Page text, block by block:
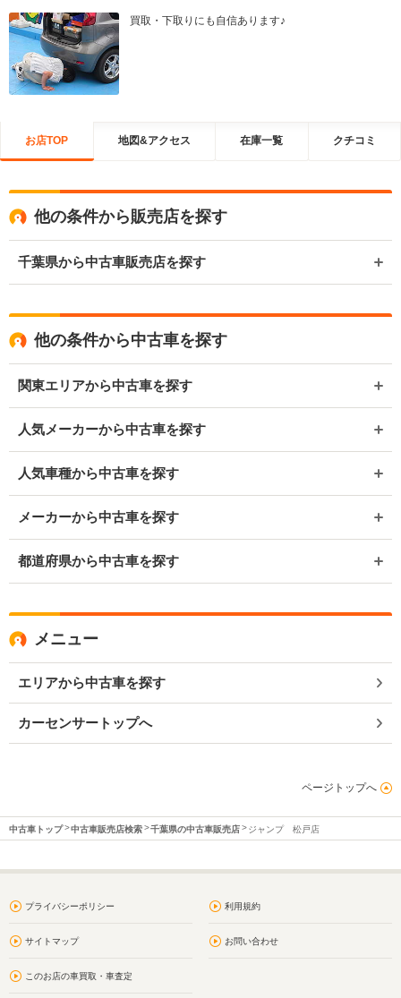
買取・下取りにも自信あります♪
お店TOP 地図&アクセス 在庫一覧 クチコミ
他の条件から販売店を探す
千葉県から中古車販売店を探す
他の条件から中古車を探す
関東エリアから中古車を探す
人気メーカーから中古車を探す
人気車種から中古車を探す
メーカーから中古車を探す
都道府県から中古車を探す
メニュー
エリアから中古車を探す
カーセンサートップへ
ページトップへ
中古車トップ 中古車販売店検索 千葉県の中古車販売店 ジャンプ 松戸店
プライバシーポリシー 利用規約
サイトマップ お問い合わせ
このお店の車買取・車査定